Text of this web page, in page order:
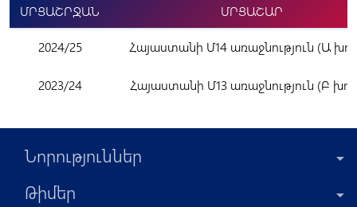
ՄՐՑԱՇՐՋԱՆ ՄՐՑԱՇԱՐ
2024/25 Հայաստանի Մ14 առաջնություն (Ա
2023/24 Հայաստանի Մ13 առաջնություն (Բ
Նորություններ
Թիմեր